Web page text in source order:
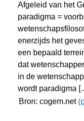
Afgeleid van het
paradigma =
enerzijds het
een bepaald
dat
in de
wordt paradigma
Bron: cogem.net